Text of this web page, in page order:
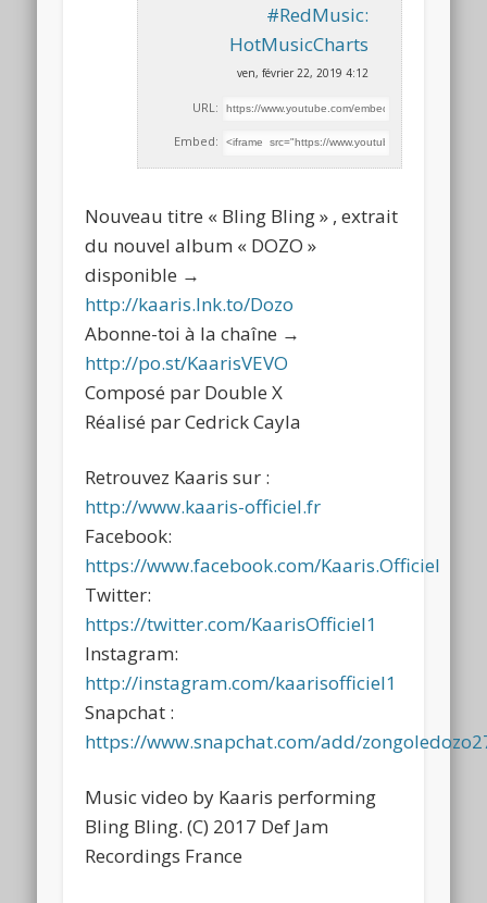
#RedMusic:
HotMusicCharts
ven, février 22, 2019 4:12
URL:
Embed:
Nouveau titre « Bling Bling » , extrait
du nouvel album « DOZO »
disponible →
http://kaaris.lnk.to/Dozo
Abonne-toià la chaîne →
http://po.st/KaarisVEVO
Composé par Double X
Réalisé par Cedrick Cayla
Retrouvez Kaaris sur :
http://www.kaaris-officiel.fr
Facebook:
https://www.facebook.com/Kaaris.Officiel
Twitter:
https://twitter.com/KaarisOfficiel1
Instagram:
http://instagram.com/kaarisofficiel1
Snapchat :
https://www.snapchat.com/add/
Music video by Kaaris performing
Bling Bling. (C) 2017 Def Jam
Recordings France